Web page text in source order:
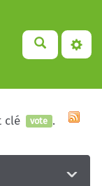
clé vote .